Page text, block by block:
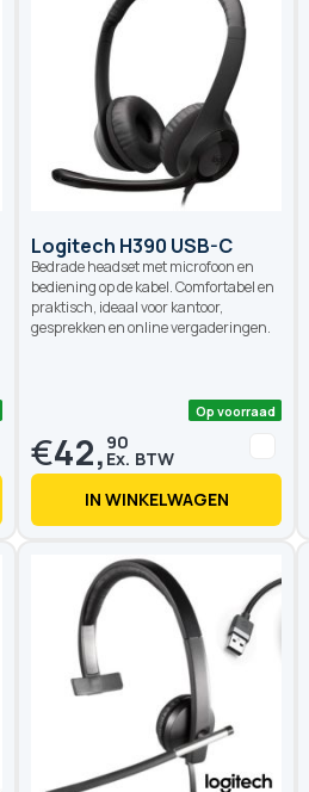
Op voorraad
Logitech H390 USB-C
Bedrade headset met microfoon en
bediening op de kabel. Comfortabel en
praktisch, ideaal voor kantoor,
gesprekken en online vergaderingen.
€42, 90
IN WINKELWAGEN